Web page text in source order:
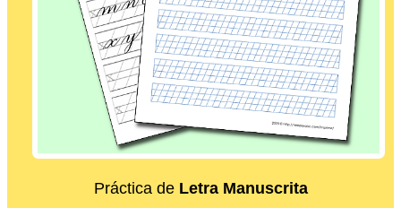
Práctica de Letra Manuscrita